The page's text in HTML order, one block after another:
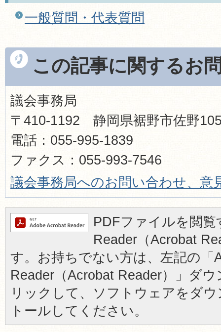
一般質問・代表質問
この記事に関するお
議会事務局
〒410-1192 静岡県裾野市佐野
電話：055-995-1839
ファクス：055-993-7546
議会事務局へのお問い合わせ、意
PDFファイルを閲
Reader（Acrobat
す。お持ちでない方は、左記の「
Reader（Acrobat Reader）」ダ
リックして、ソフトウェアをダ
トールしてください。